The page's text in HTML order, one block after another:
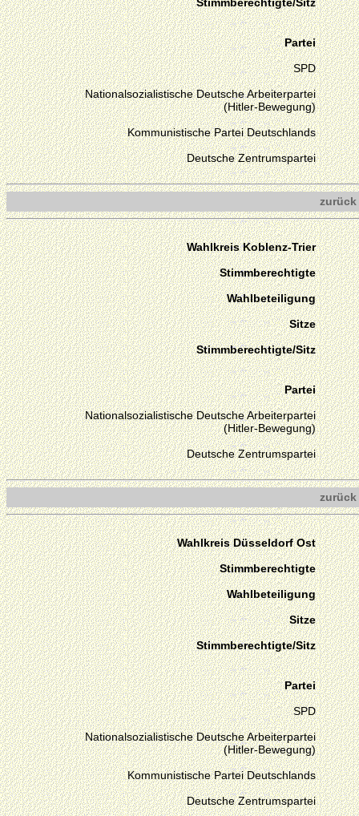
Partei
SPD
Nationalsozialistische Deutsche Arbeiterpartei
(Hitler-Bewegung)
Kommunistische Partei Deutschlands
Deutsche Zentrumspartei
zurück
Wahlkreis Koblenz-Trier
Stimmberechtigte
Wahlbeteiligung
Sitze
Stimmberechtigte/Sitz
Partei
Nationalsozialistische Deutsche Arbeiterpartei
(Hitler-Bewegung)
Deutsche Zentrumspartei
zurück
Wahlkreis Düsseldorf Ost
Stimmberechtigte
Wahlbeteiligung
Sitze
Stimmberechtigte/Sitz
Partei
SPD
Nationalsozialistische Deutsche Arbeiterpartei
(Hitler-Bewegung)
Kommunistische Partei Deutschlands
Deutsche Zentrumspartei